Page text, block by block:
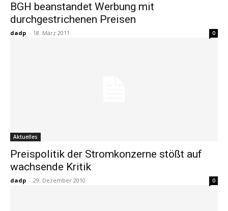
BGH beanstandet Werbung mit
durchgestrichenen Preisen
dadp - 18. März 2011 0
Aktuelles
Preispolitik der Stromkonzerne stößt auf
wachsende Kritik
dadp - 29. Dezember 2010 0